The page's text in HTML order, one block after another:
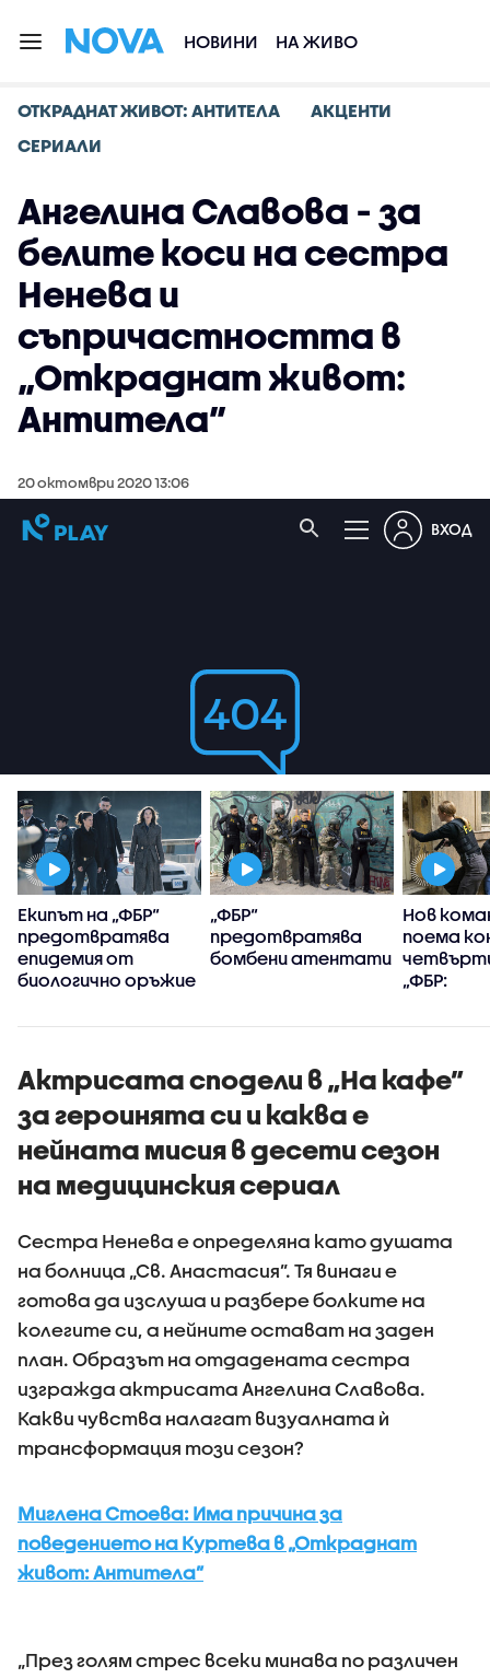
НОВИНИ НА ЖИВО
ОТКРАДНАТ ЖИВОТ: АНТИТЕЛА
АКЦЕНТИ
СЕРИАЛИ
Ангелина Славова - за
белите коси на сестра
Ненева и
съпричастността в
„Откраднат живот:
Антитела”
20 октомври 2020 13:06
Екипът на „ФБР“
предотвратява
епидемия от
биологично оръжие
„ФБР“
предотвратява
бомбени атентати
Нов
поема
„ФБР:
Актрисата сподели в „На кафе”
за героинята си и каква е
нейната мисия в десети сезон
на медицинския сериал
Сестра Ненева е определяна като душата
на болница „Св. Анастасия”. Тя винаги е
готова да изслуша и разбере болките на
колегите си, а нейните остават на заден
план. Образът на отдадената сестра
изгражда актрисата Ангелина Славова.
Какви чувства налагат визуалната ѝ
трансформация този сезон?
Миглена Стоева: Има причина за
поведението на Куртева в „Откраднат
живот: Антитела”
„През голям стрес всеки минава по различен